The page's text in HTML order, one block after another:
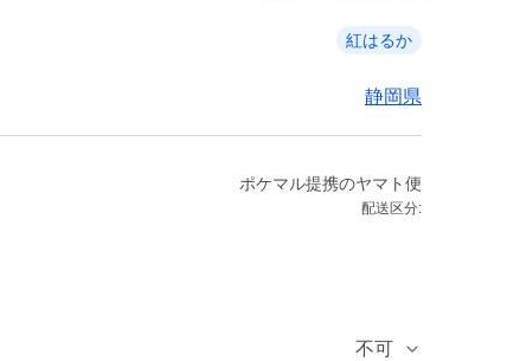
紅はるか
静岡県
ポケマル提携のヤマト便
配送区分:
不可